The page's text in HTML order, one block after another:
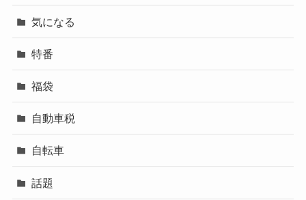
気になる
特番
福袋
自動車税
自転車
話題